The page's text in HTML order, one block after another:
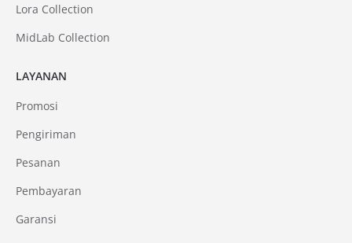
LAYANAN
Promosi
Pengiriman
Pesanan
Pembayaran
Garansi
Lora Collection
MidLab Collection